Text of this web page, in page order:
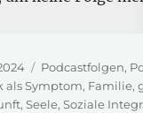
Kategorien
Podcastfolgen,
als Symptom, Familie,
,Seele,Soziale